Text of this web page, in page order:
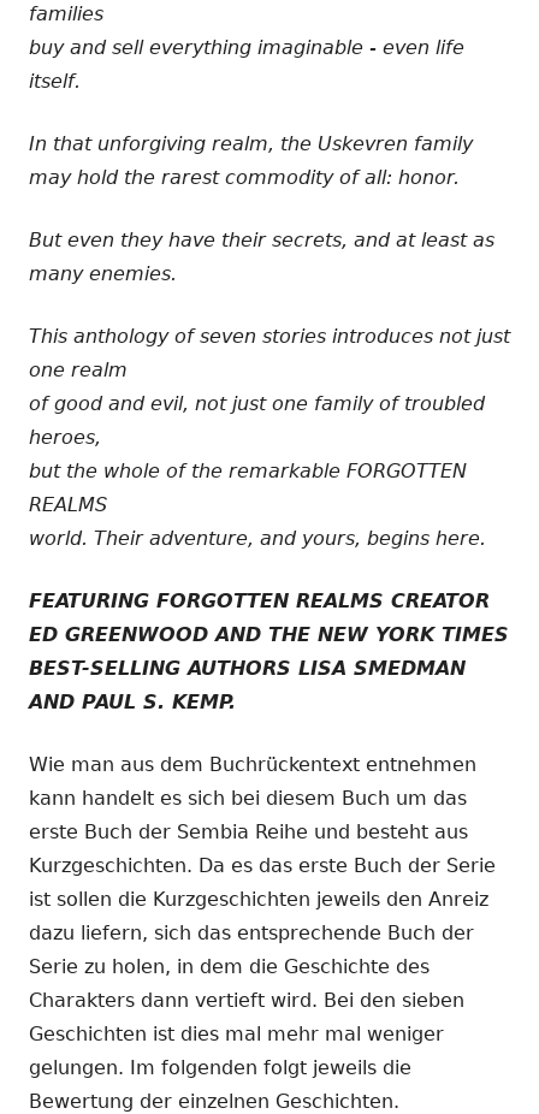
families
buy and sell everything imaginable - even life
itself.
In that unforgiving realm, the Uskevren family
may hold the rarest commodity of all: honor.
But even they have their secrets, and at least as
many enemies.
This anthology of seven stories introduces not just
one realm
of good and evil, not just one family of troubled
heroes,
but the whole of the remarkable FORGOTTEN
REALMS
world. Their adventure, and yours, begins here.
FEATURING FORGOTTEN REALMS CREATOR
ED GREENWOOD AND THE NEW YORK TIMES
BEST-SELLING AUTHORS LISA SMEDMAN
AND PAUL S. KEMP.
Wie man aus dem Buchrückentext entnehmen
kann handelt es sich bei diesem Buch um das
erste Buch der Sembia Reihe und besteht aus
Kurzgeschichten. Da es das erste Buch der Serie
ist sollen die Kurzgeschichten jeweils den Anreiz
dazu liefern, sich das entsprechende Buch der
Serie zu holen, in dem die Geschichte des
Charakters dann vertieft wird. Bei den sieben
Geschichten ist dies mal mehr mal weniger
gelungen. Im folgenden folgt jeweils die
Bewertung der einzelnen Geschichten.